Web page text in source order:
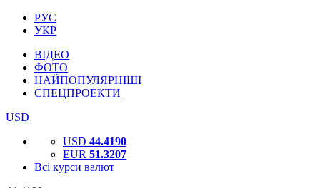
РУС
УКР
ВІДЕО
ФОТО
НАЙПОПУЛЯРНІШІ
СПЕЦПРОЕКТИ
USD
USD 44.4190
EUR 51.3207
Всі курси валют